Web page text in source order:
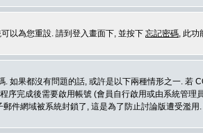
以為您重設. 請到登入畫面下, 並按下 忘記密碼, 此功
如果都沒有問題的話, 或許是以下兩種情形之一. 若
序完成後需要啟用帳號 (會員自行啟用或由系統管
件網域被系統封鎖了, 這是為了防止討論版遭受濫